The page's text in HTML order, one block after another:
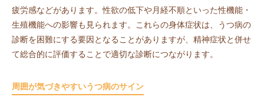
疲労感などがあります。性欲の低下や月経不順といった性機能・
生殖機能への影響も見られます。これらの身体症状は、うつ病の
診断を困難にする要因となることがありますが、精神症状と併せ
て総合的に評価することで適切な診断につながります。
周囲が気づきやすいうつ病のサイン